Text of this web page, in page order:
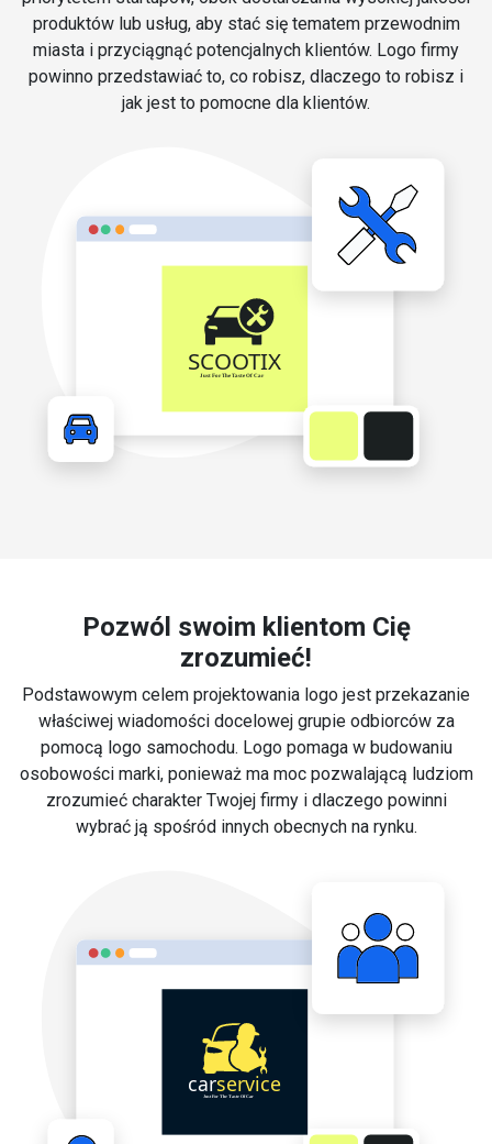
produktów lub usług, aby stać się tematem przewodnim
miasta i przyciągnąć potencjalnych klientów. Logo firmy
powinno przedstawiać to, co robisz, dlaczego to robisz i
jak jest to pomocne dla klientów.
Pozwól swoim klientom Cię
zrozumieć!
Podstawowym celem projektowania logo jest przekazanie
właściwej wiadomości docelowej grupie odbiorców za
pomocą logo samochodu. Logo pomaga w budowaniu
osobowości marki, ponieważ ma moc pozwalającą ludziom
zrozumieć charakter Twojej firmy i dlaczego powinni
wybrać ją spośród innych obecnych na rynku.